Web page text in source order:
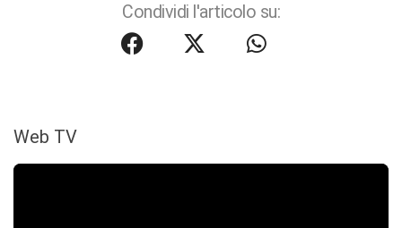
Condividi l'articolo su:
Web TV